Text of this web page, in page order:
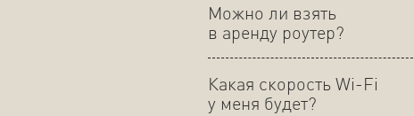
Можно ли взять
в аренду роутер?
Какая скорость Wi-Fi
у меня будет?